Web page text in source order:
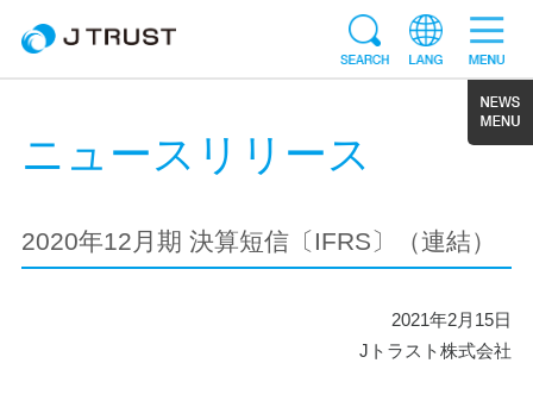
ニュースリリース
2020年12月期 決算短信〔IFRS〕（連結）
2021年2月15日
Jトラスト株式会社